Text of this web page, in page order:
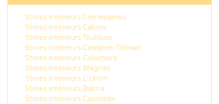
Stores intérieurs Cornebarrieu
Stores intérieurs Cahors
Stores intérieurs Toulouse
Stores intérieurs Castanet-Tolosan
Stores intérieurs Colomiers
Stores intérieurs Blagnac
Stores intérieurs L'Union
Stores intérieurs Balma
Stores intérieurs Caussade